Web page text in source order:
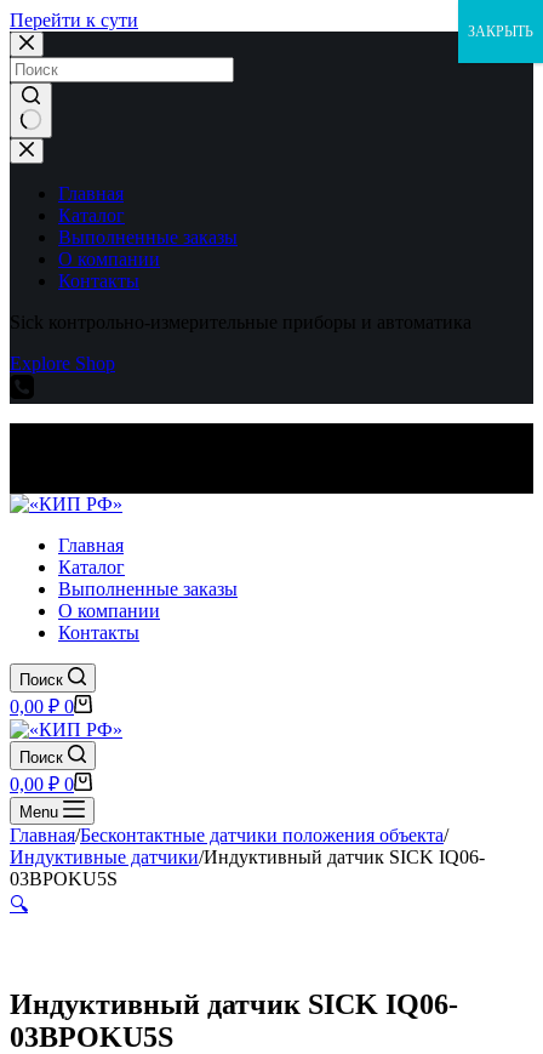
Перейти к сути
Ничего
не
найденоГлавная
Каталог
Выполненные заказы
О компании
Контакты
Sick контрольно-измерительные приборы и автоматика
Explore Shop
Главная
Каталог
Выполненные заказы
О компании
Контакты
Поиск
Корзина
0,00 ₽ 0
Поиск
Корзина
0,00 ₽ 0
Menu
Главная/Бесконтактные датчики положения объекта/
Индуктивные датчики/Индуктивный датчик SICK IQ06-
03BPOKU5S
🔍
Индуктивный датчик SICK IQ06-
03BPOKU5S
ЗАКРЫТЬ